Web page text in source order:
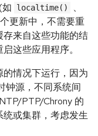
localtime() 、
更新中，不需要重
来自这些功能的结
这些应用程序。
情况下运行，因为
钟源，不同系统间
PTP/Chrony 的
或集群，考虑发生